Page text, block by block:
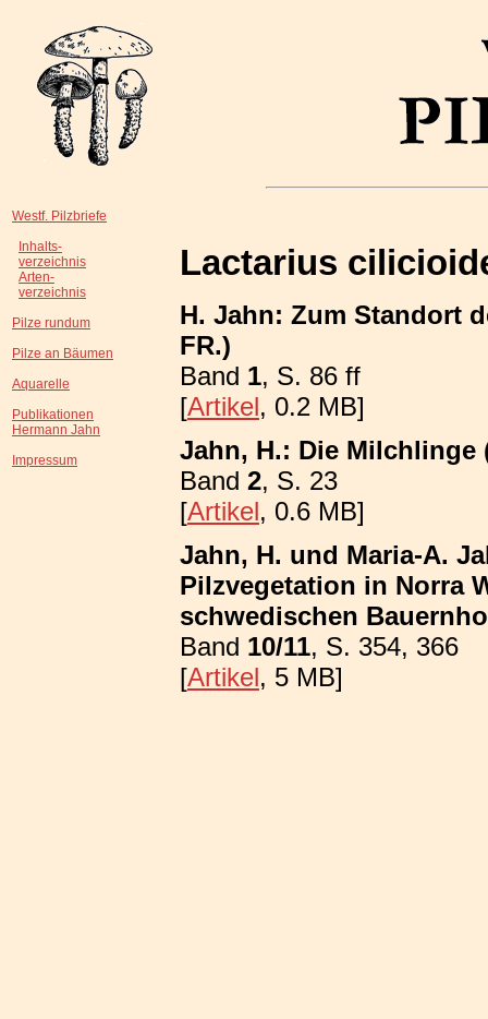
Westf. Pilzbriefe
Inhalts-
verzeichnis
Arten-
verzeichnis
Pilze rundum
Pilze an Bäumen
Aquarelle
Publikationen
Hermann Jahn
Impressum
Lactarius
H. Jahn: Zum Standort
FR.)
Band 1, S. 86 ff
[Artikel, 0.2 MB]
Jahn, H.: Die Milchlinge
Band 2, S. 23
[Artikel, 0.6 MB]
Jahn, H. und Maria-A.
Pilzvegetation in Norra
schwedischen
Band 10/11, S. 354, 366
[Artikel, 5 MB]